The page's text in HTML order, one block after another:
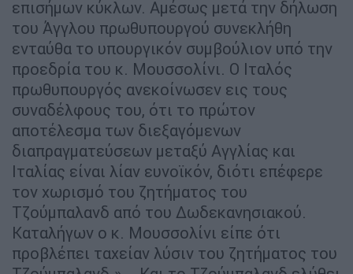
επισήμων κύκλων. Αμέσως μετά την δήλωση
του Άγγλου πρωθυπουργού συνεκλήθη
ενταύθα το υπουργικόν συμβούλιον υπό την
προεδρία του κ. Μουσσολίνι. Ο Ιταλός
πρωθυπουργός ανεκοίνωσεν εις τους
συναδέλφους του, ότι το πρώτον
αποτέλεσμα των διεξαγόμενων
διαπραγματεύσεων μεταξύ Αγγλίας και
Ιταλίας είναι λίαν ευνοϊκόν, διότι επέφερε
τον χωρισμό του ζητήματος του
Τζούμπαλανδ από του Δωδεκανησιακού.
Καταλήγων ο κ. Μουσσολίνι είπε ότι
προβλέπει ταχείαν λύσιν του ζητήματος του